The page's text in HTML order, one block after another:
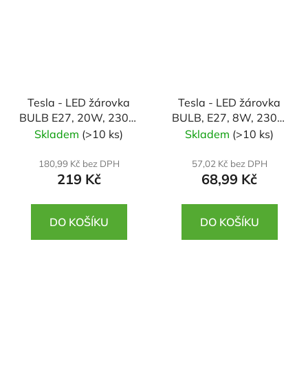
Tesla - LED žárovka
BULB E27, 20W, 230V,
2500lm, 25 000h,
Skladem (>10 ks)
180,99 Kč bez DPH
219 Kč
DO KOŠÍKU
Tesla - LED žárovka
BULB, E27, 8W, 230V,
806lm, 25 000h,
220st
Skladem (>10 ks)
57,02 Kč bez DPH
68,99 Kč
DO KOŠÍKU